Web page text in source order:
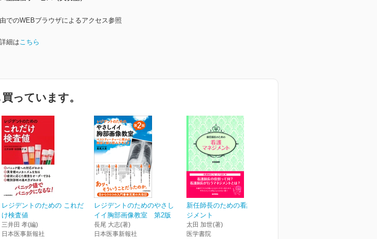
でのWEBブラウザによるアクセス参照
細はこちら
っています。
レジデントのための これだ
け検査値
三井田 孝(編)
日本医事新報社
レジデントのためのやさし
イイ胸部画像教室 第2版
長尾 大志(著)
日本医事新報社
新任師長のための看護マネ
ジメント
太田 加世(著)
医学書院